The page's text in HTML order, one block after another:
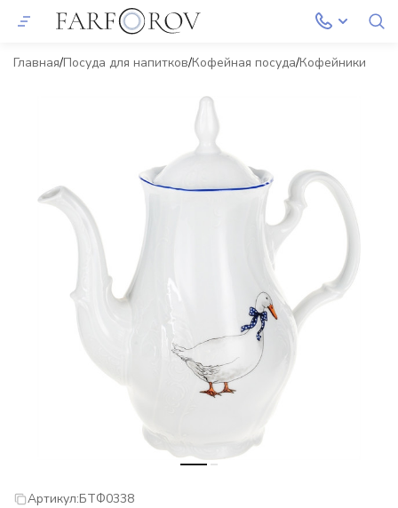
Главная Посуда для напитков Кофейная посуда Кофейники
Артикул:БТФ0338